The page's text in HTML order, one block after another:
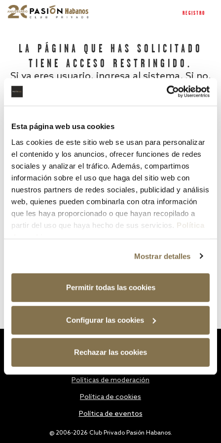
Esta página web usa cookies
Las cookies de este sitio web se usan para personalizar
el contenido y los anuncios, ofrecer funciones de redes
sociales y analizar el tráfico. Además, compartimos
información sobre el uso que haga del sitio web con
nuestros partners de redes sociales, publicidad y análisis
web, quienes pueden combinarla con otra información
que les haya proporcionado o que hayan recopilado a
partir del uso que haya hecho de sus servicios. Política
Mostrar detalles
Permitir todas las cookies
Configurar las cookies
Rechazar las cookies
REGISTRO
LA PÁGINA QUE HAS SOLICITADO
TIENE ACCESO RESTRINGIDO.
Si ya eres usuario, ingresa al sistema. Si no,
¿Has olvidado tu contraseña?
@ 2006-2026 Club Privado Pasión Habanos.
Políticas de moderación
Política de cookies
Política de eventos